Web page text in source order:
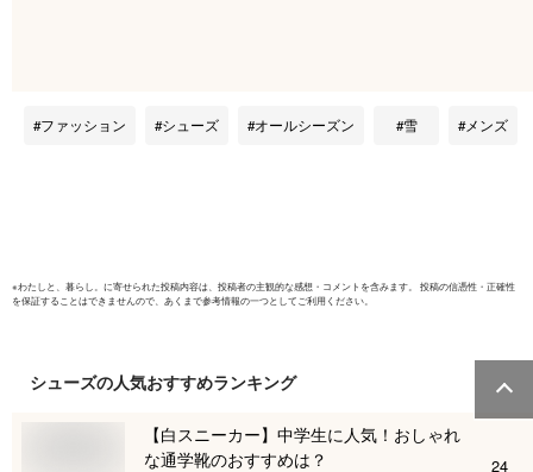
ichiMEN) SETTA 痛
ファッション シューズ オールシーズン 雪 メンズ
※わたしと、暮らし。 に寄せられた投稿内容は、投稿者の主観的な感想・コメントを含みます。 投稿の信憑性・正確性
を保証することはできませんので、あくまで参考情報の一つとしてご利用ください。
シューズの人気おすすめランキング
【白スニーカー】中学生に人気！おしゃれ
な通学靴のおすすめは？
24